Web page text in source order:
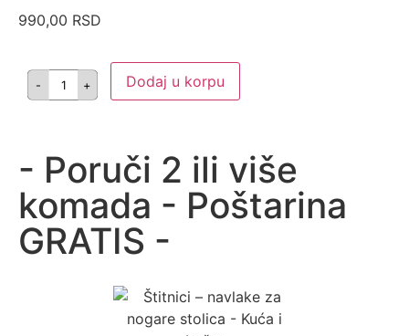
990,00 RSD
Dodaj u korpu
- Poruči 2 ili više
komada - Poštarina
GRATIS -